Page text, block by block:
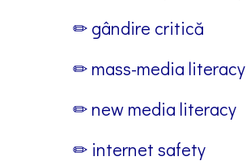
✏ gândire critică
✏ mass-media literacy
✏ new media literacy
✏ internet safety